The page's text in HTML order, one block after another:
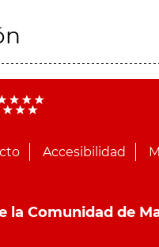
Accesibilidad
la Comunidad de